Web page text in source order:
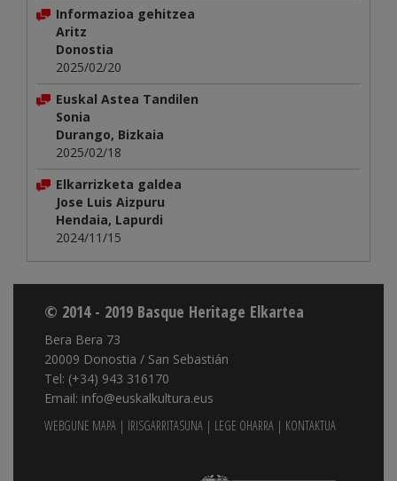
Informazioa gehitzea
Aritz
Donostia
2025/02/20
Euskal Astea Tandilen
Sonia
Durango, Bizkaia
2025/02/18
Elkarrizketa galdea
Jose Luis Aizpuru
Hendaia, Lapurdi
2024/11/15
© 2014 - 2019 Basque Heritage Elkartea
Bera Bera 73
20009 Donostia / San Sebastián
Tel: (+34) 943 316170
Email: info@euskalkultura.eus
WEBGUNE MAPA | IRISGARRITASUNA | LEGE OHARRA | KONTAKTUA